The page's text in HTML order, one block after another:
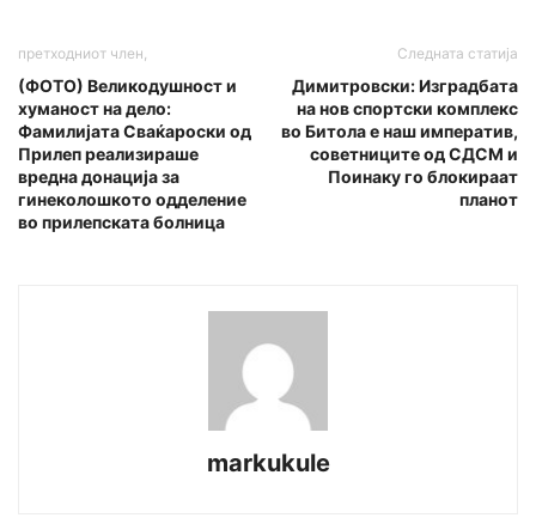
претходниот член,
(ФОТО) Великодушност и
хуманост на дело:
Фамилијата Сваќароски од
Прилеп реализираше
вредна донација за
гинеколошкото одделение
во прилепската болница
Следната статија
Димитровски: Изградбата
на нов спортски комплекс
во Битола е наш императив,
советниците од СДСМ и
Поинаку го блокираат
планот
markukule